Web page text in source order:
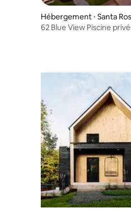
Hébergement ⋅ Santa
h
62 Blue View Piscine